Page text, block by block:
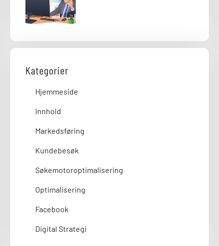
Kategorier
Hjemmeside
Innhold
Markedsføring
Kundebesøk
Søkemotoroptimalisering
Optimalisering
Facebook
Digital Strategi